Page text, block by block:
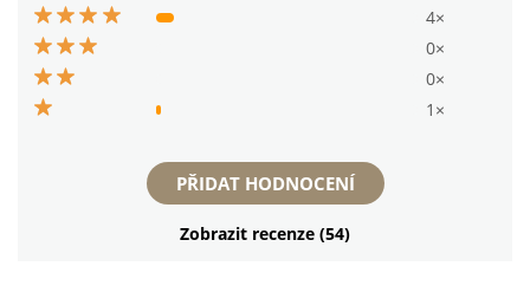
4×
0×
0×
1×
PŘIDAT HODNOCENÍ
Zobrazit recenze (54)